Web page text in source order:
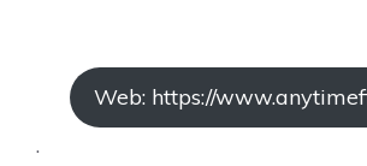
Web: https://
.